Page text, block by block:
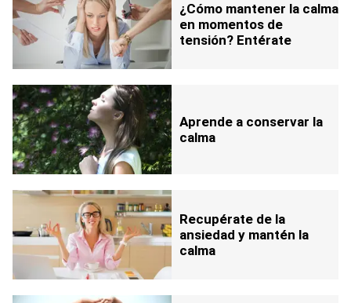
¿Cómo mantener la calma
en momentos de
tensión? Entérate
Aprende a conservar la
calma
Recupérate de la
ansiedad y mantén la
calma